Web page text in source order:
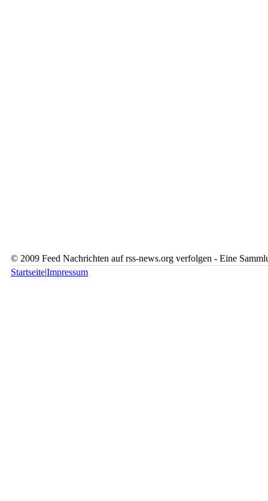
© 2009 Feed Nachrichten auf rss-news.org verfolgen - Eine
Startseite|Impressum